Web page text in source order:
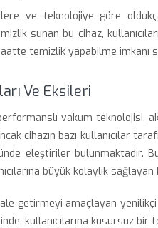
ve teknolojiye göre
sunan bu cihaz,
temizlik yapabilme imkanı
Ve Eksileri
vakum teknolojisi,
cihazın bazı kullanıcılar
eleştiriler bulunmaktadır.
büyük kolaylık
getirmeyi amaçlayan yenilikçi
kullanıcılarına kusursuz bir